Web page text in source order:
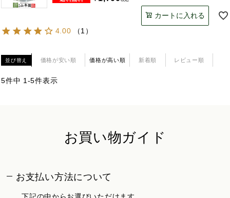
カートに入れる
4.00
（1）
並び替え 価格が安い順 価格が高い順 新着順 レビュー順
5件中 1-5件表示
お買い物ガイド
お支払い方法について